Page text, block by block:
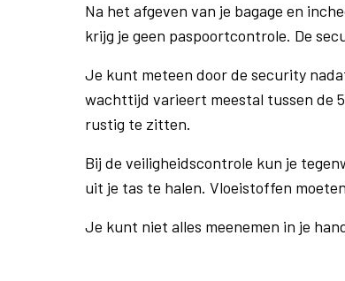
Na het afgeven van je bagage en
krijg je geen paspoortcontrole. De
Je kunt meteen door de security
wachttijd varieert meestal tussen de
rustig te zitten.
Bij de veiligheidscontrole kun je
uit je tas te halen. Vloeistoffen
Je kunt niet alles meenemen in je